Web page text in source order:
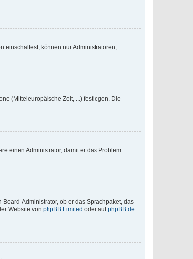
einschaltest, können nur Administratoren,
(Mitteleuropäische Zeit, ...) festlegen. Die
einen Administrator, damit er das Problem
Administrator, ob er das Sprachpaket, das
Website von phpBB Limited oder aufphpBB.de